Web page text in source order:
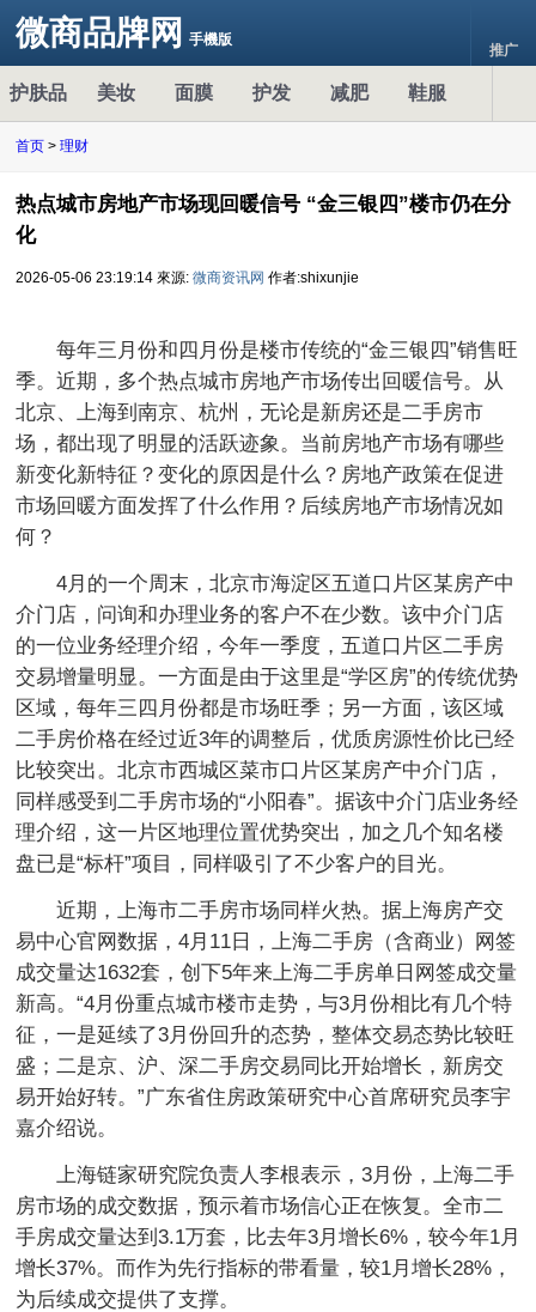
微商品牌网 手機版
推广
护肤品 美妆 面膜 护发 减肥 鞋服
首页 > 理财
热点城市房地产市场现回暖信号 “金三银四”楼市仍在分
化
2026-05-06 23:19:14 來源: 微商资讯网 作者:shixunjie
每年三月份和四月份是楼市传统的“金三银四”销售旺
季。近期，多个热点城市房地产市场传出回暖信号。从
北京、上海到南京、杭州，无论是新房还是二手房市
场，都出现了明显的活跃迹象。当前房地产市场有哪些
新变化新特征？变化的原因是什么？房地产政策在促进
市场回暖方面发挥了什么作用？后续房地产市场情况如
何？
4月的一个周末，北京市海淀区五道口片区某房产中
介门店，问询和办理业务的客户不在少数。该中介门店
的一位业务经理介绍，今年一季度，五道口片区二手房
交易增量明显。一方面是由于这里是“学区房”的传统优势
区域，每年三四月份都是市场旺季；另一方面，该区域
二手房价格在经过近3年的调整后，优质房源性价比已经
比较突出。北京市西城区菜市口片区某房产中介门店，
同样感受到二手房市场的“小阳春”。据该中介门店业务经
理介绍，这一片区地理位置优势突出，加之几个知名楼
盘已是“标杆”项目，同样吸引了不少客户的目光。
近期，上海市二手房市场同样火热。据上海房产交
易中心官网数据，4月11日，上海二手房（含商业）网签
成交量达1632套，创下5年来上海二手房单日网签成交量
新高。“4月份重点城市楼市走势，与3月份相比有几个特
征，一是延续了3月份回升的态势，整体交易态势比较旺
盛；二是京、沪、深二手房交易同比开始增长，新房交
易开始好转。”广东省住房政策研究中心首席研究员李宇
嘉介绍说。
上海链家研究院负责人李根表示，3月份，上海二手
房市场的成交数据，预示着市场信心正在恢复。全市二
手房成交量达到3.1万套，比去年3月增长6%，较今年1月
增长37%。而作为先行指标的带看量，较1月增长28%，
为后续成交提供了支撑。